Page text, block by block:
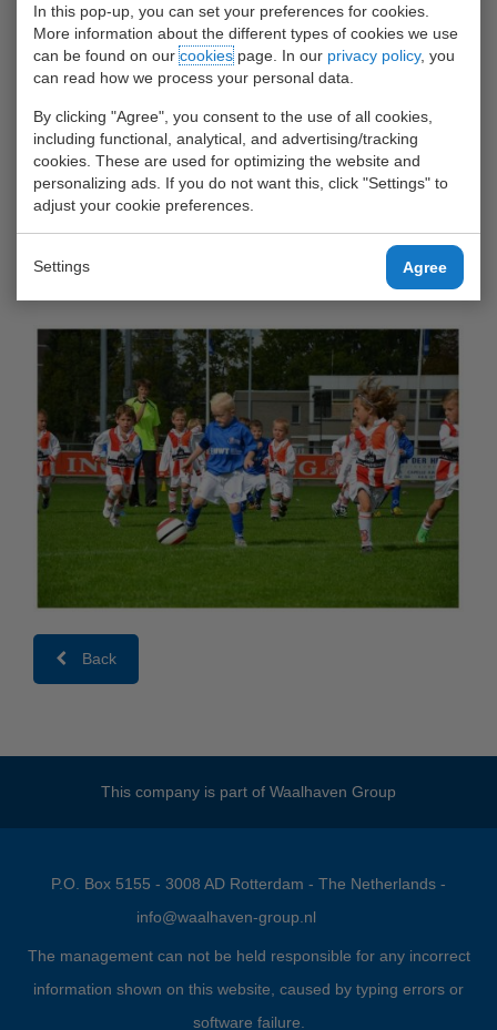
In this pop-up, you can set your preferences for cookies.
More information about the different types of cookies we use
can be found on ourcookiespage. In our privacy policy, you
can read how we process your personal data.
By clicking "Agree", you consent to the use of all cookies,
including functional, analytical, and advertising/tracking
cookies. These are used for optimizing the website and
personalizing ads. If you do not want this, click "Settings" to
adjust your cookie preferences.
Settings Agree
SEPTEMBER 2014 - CWO VoetbalsGoal - speelt in nieuw
tenue
van de wedstrijd tegen SVC'08, welke door CWO is
gewonnen!
United Waalhaven Terminals is trots om dit winnende team te
sponsoren: "Het is fantastisch om deze talentjes zo te zien
genieten en we rekenen erop dat ze nog vaak zullen
Back
This company is part of Waalhaven Group
P.O. Box 5155 - 3008 AD Rotterdam - The Netherlands -
info@waalhaven-group.nl
The management can not be held responsible for any incorrect
information shown on this website, caused by typing errors or
software failure.